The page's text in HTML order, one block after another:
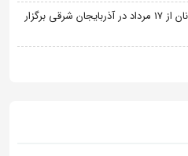
اردوی تیم ملی کشتی ساحلی نوجوانان از 17 مرداد در آذربایجان شرقی برگزار